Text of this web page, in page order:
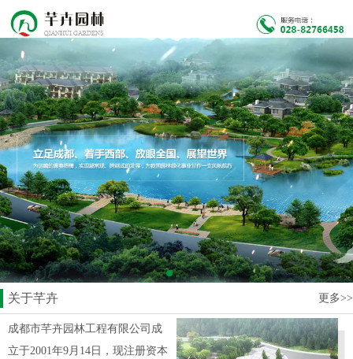
关于芊卉 更多>>
成都市芊卉园林工程有限公司成
立于2001年9月14日，现注册资本